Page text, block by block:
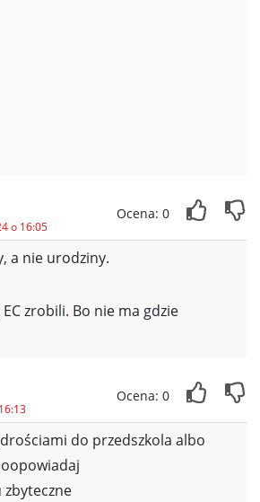
o 16:05
Ocena: 0
a nie urodziny.
zrobili. Bo nie ma gdzie
Ocena: 0
do przedszkola albo